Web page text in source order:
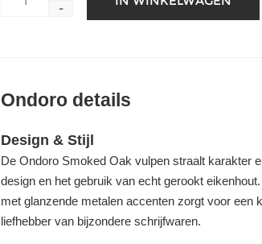
-
Ondoro details
Design & Stijl
De Ondoro Smoked Oak vulpen straalt karakter
design en het gebruik van echt gerookt
met glanzende metalen accenten zorgt voor een
liefhebber van bijzondere schrijfwaren.